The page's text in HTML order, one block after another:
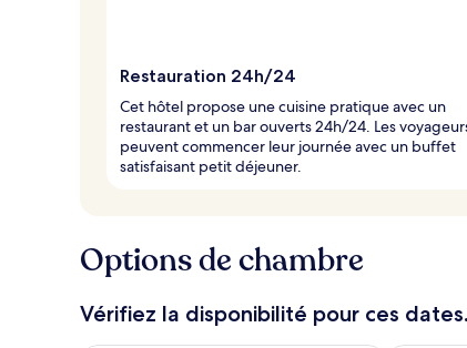
Restauration 24h/24
Cet hôtel propose une cuisine pratique avec un
restaurant et un bar ouverts 24h/24. Les
peuvent commencer leur journée avec un buffet
satisfaisant petit déjeuner.
Options de chambre
Vérifiez la disponibilité pour ces dates.